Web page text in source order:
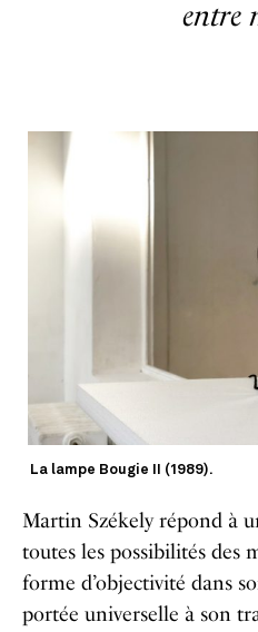
entre
La lampe Bougie II (1989).
Martin Székely répond à
toutes les possibilités des
forme d’objectivité dans
portée universelle à son